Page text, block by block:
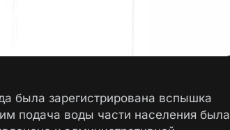
была зарегистрирована вспышка
подача воды части населения была